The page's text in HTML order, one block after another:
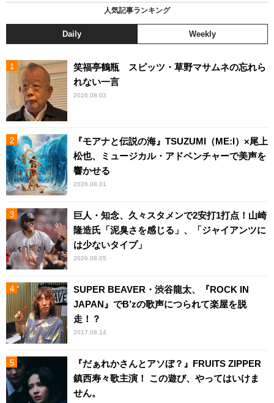
人気記事ランキング
Daily Weekly
笑福亭鶴瓶 スピッツ・草野マサムネの忘れら
れない一言
2026.08.03
『モアナと伝説の海』TSUZUMI（ME:I）×尾上
松也、ミュージカル・アドベンチャーで美声を
響かせる
2026.08.01
巨人・知念、久々スタメンで2安打1打点！山崎
隆造氏「泥臭さを感じる」、「ジャイアンツに
は少ないタイプ」
2026.08.05
SUPER BEAVER・渋谷龍太、『ROCK IN
JAPAN』でB’zの歌声につられて楽屋を脱
走！？
2017.08.14
『だぁれかさんとアソぼ？』FRUITS ZIPPER
鎮西寿々歌主演！ この遊び、やってはいけま
せん。